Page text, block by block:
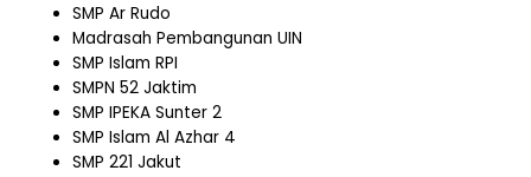
SMP Ar Rudo
Madrasah Pembangunan UIN
SMP Islam RPI
SMPN 52 Jaktim
SMP IPEKA Sunter 2
SMP Islam Al Azhar 4
SMP 221 Jakut